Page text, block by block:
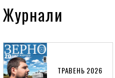
Журнали
ТРАВЕНЬ 2026